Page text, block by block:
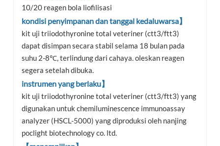
10/20 reagen bola liofilisasi
kondisi penyimpanan dan tanggal kedaluwarsa】
kit uji triiodothyronine total veteriner (ctt3/ftt3)
dapat disimpan secara stabil selama 18 bulan pada
suhu 2-8℃, terlindung dari cahaya. oleskan reagen
segera setelah dibuka.
instrumen yang berlaku】
kit uji triiodothyronine total veteriner (ctt3/ftt3) yang
digunakan untuk chemiluminescence immunoassay
analyzer (HSCL-5000) yang diproduksi oleh nanjing
poclight biotechnology co. ltd.